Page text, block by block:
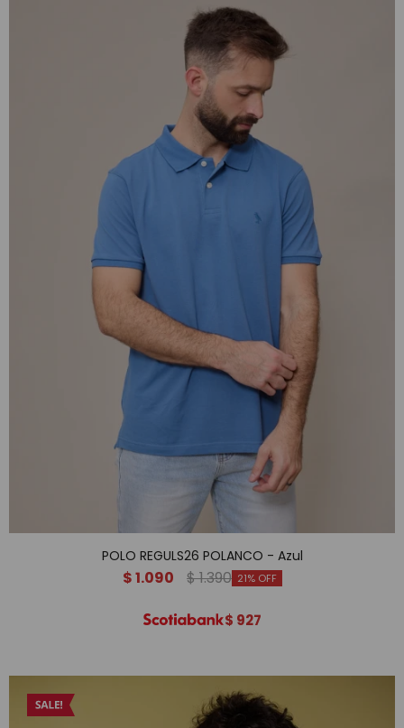
POLO REGULS26 POLANCO - Azul
$1.090 $1.390 21
$ 927